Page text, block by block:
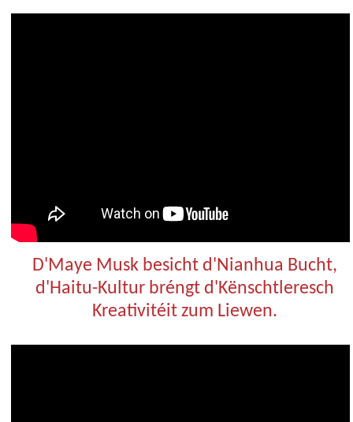
D'Maye Musk besicht d'Nianhua Bucht,
d'Haitu-Kultur bréngt d'Kënschtleresch
Kreativitéit zum Liewen.